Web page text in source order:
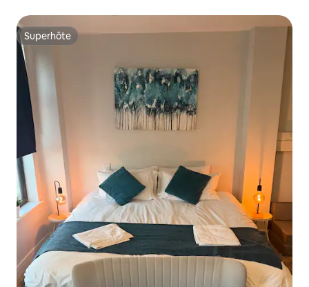
Superhôte
Superhôte